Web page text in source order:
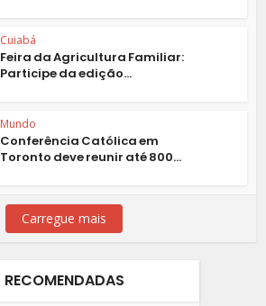
Cuiabá
Feira da Agricultura Familiar:
Participe da edição...
Mundo
Conferência Católica em
Toronto deve reunir até 800...
Carregue mais
RECOMENDADAS